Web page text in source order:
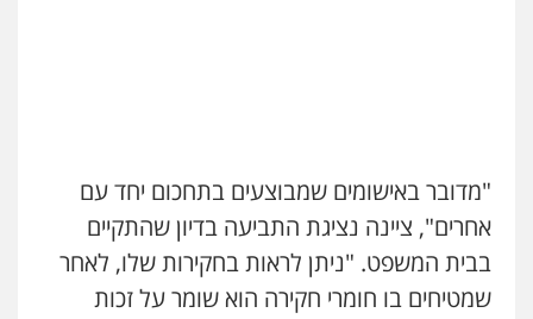
אסירים
0505216700
אייל בן שושן, עורך דין פלילי
פלילי מעצרים וחקירות פשיעה חמורה
"מדובר באישומים שמבוצעים בתחכום יחד עם
אחרים", ציינה נציגת התביעה בדיון שהתקיים
בבית המשפט. "ניתן לראות בחקירות שלו, לאחר
שמטיחים בו חומרי חקירה הוא שומר על זכות